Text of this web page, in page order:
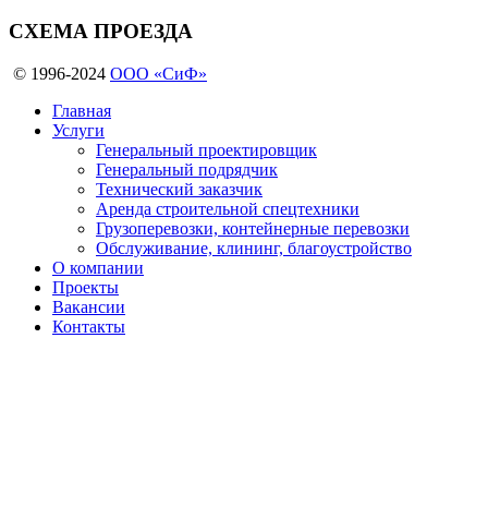
СХЕМА ПРОЕЗДА
© 1996-2024 ООО «СиФ»
Главная
Услуги
Генеральный проектировщик
Генеральный подрядчик
Технический заказчик
Аренда строительной спецтехники
Грузоперевозки, контейнерные перевозки
Обслуживание, клининг, благоустройство
О компании
Проекты
Вакансии
Контакты